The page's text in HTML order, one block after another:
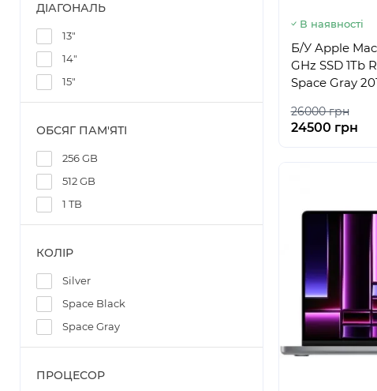
ДІАГОНАЛЬ
13"
14"
15"
ОБСЯГ ПАМ'ЯТІ
256 GB
512 GB
1 TB
КОЛІР
Silver
Space Black
Space Gray
ПРОЦЕСОР
В наявності
Б/У Apple
GHz SSD 1Tb
Space Gray
26000 грн
24500 грн